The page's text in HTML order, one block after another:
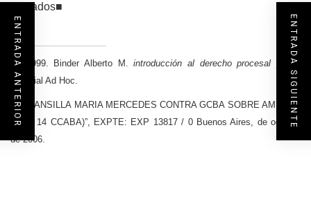
tutelados■
[1] 1999. Binder Alberto M.introducción al derecho procesal penal
Editorial Ad Hoc.
[2] “MANSILLA MARIA MERCEDES CONTRA GCBA SOBRE AMPARO
(ART. 14 CCABA)”, EXPTE: EXP 13817 / 0 Buenos Aires, de octubre
de 2006.
ENTRADA ANTERIOR ENTRADA SIGUIENTE